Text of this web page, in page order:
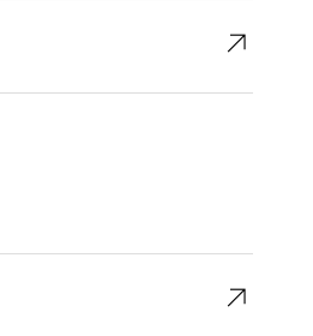
↗︎
↗︎